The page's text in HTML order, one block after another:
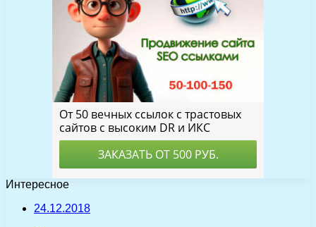
Интересное
24.12.2018